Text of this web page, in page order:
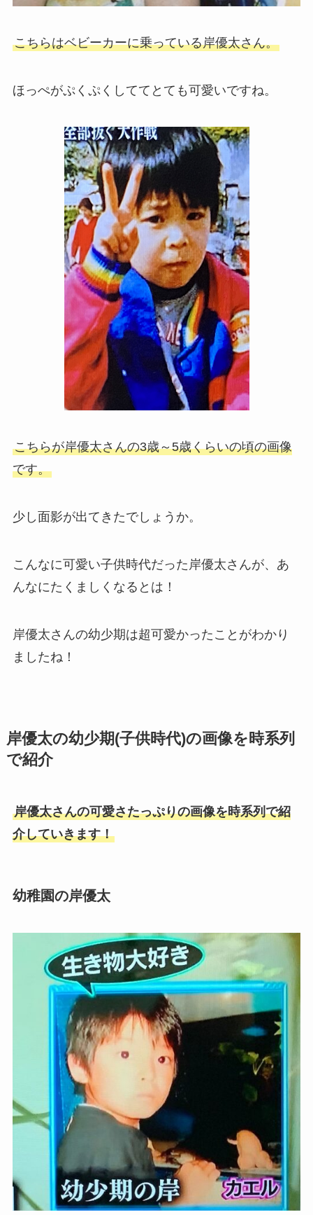
こちらはベビーカーに乗っている岸優太さん。
ほっぺがぷくぷくしててとても可愛いですね。
こちらが岸優太さんの3歳～5歳くらいの頃の画像
です。
少し面影が出てきたでしょうか。
こんなに可愛い子供時代だった岸優太さんが、あ
んなにたくましくなるとは！
岸優太さんの幼少期は超可愛かったことがわかり
ましたね！
岸優太の幼少期(子供時代)の画像を時系列
で紹介
岸優太さんの可愛さたっぷりの画像を時系列で紹
介していきます！
幼稚園の岸優太